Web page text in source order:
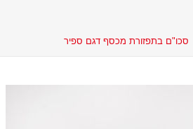
סכו"ם בתפזורת מכסף דגם ספיר